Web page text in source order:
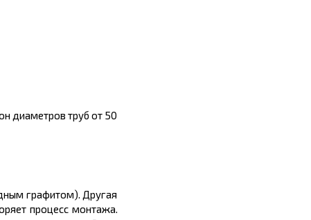
диаметров труб от 50
графитом). Другая
процесс монтажа.